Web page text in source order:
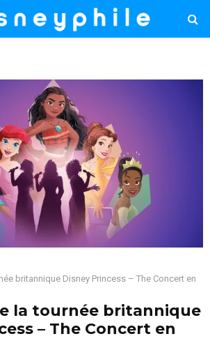
britannique Disney Princess – The Concert en
la tournée britannique
– The Concert en